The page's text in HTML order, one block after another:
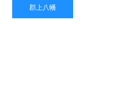
郡上八幡